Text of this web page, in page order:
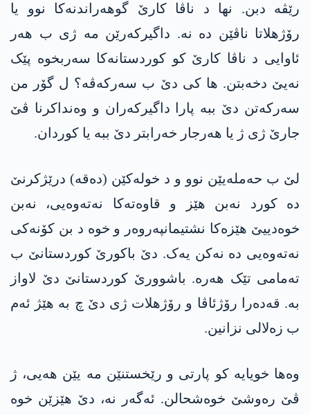
رێڤە دبن. نھا د ناڤا کارێ گوھەراندنەکا نوو یا
رۆژھلاتا ناڤێن دە نە. داگیرکەرێن مە ژی ب ھەر
ئاوایی د ناڤا کارێ کو کوردستانەکا سەربخوە پێک
نەیێ دخەبتن. ھا کی دێ ب سەرکەڤە؟ ل گۆر من
سەرکەتن دێ ببە پارا داگیرکەران و وەنداکرنا ڤێ
جارێ ژی ژ یا ھەرجار خەرابتر دێ ببە یا کوردان.
لێ ب حەملەیێن نوو و د خولەکێن (دەقە) درێژکرنێ
دە کورد نەبن ھێز و قاوەتەکا نەتەوەیی، نەبن
خوەدییێ ھێزەکا نشتیمانپەروەر و خوە د بن کۆنەکی
نەتەوەیی دە نەکن یەک. دێ باکورێ کوردستانێ ب
تەمامی تێک ھەرە. باشوورێ کوردستانێ دێ لاواز
بە. قەدەرا رۆژئاڤا و رۆژھلات ژی دێ چ بە ھێژ ئەم
ب زەلالی نزانین.
وەھا خویایە کو پارتی و رێخستنێن مە یێن ھەیی، ژ
ڤێ رەوشێ خوەشحالن. ئەگەر نە، دێ ھێزێن خوە